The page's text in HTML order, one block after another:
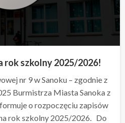
rok szkolny 2025/2026!
nr 9 w Sanoku – zgodnie z
Burmistrza Miasta Sanoka z
o rozpoczęciu zapisów
rok szkolny 2025/2026. Do